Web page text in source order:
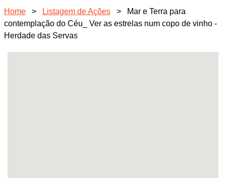
Home > Listagem de Ações >
Mar e Terra para
contemplação do Céu_ Ver as estrelas num copo de vinho -
Herdade das Servas